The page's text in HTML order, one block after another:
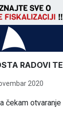
RADOVI
2020
čekam